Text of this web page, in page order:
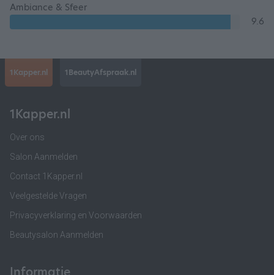
Ambiance & Sfeer
9.6
1Kapper.nl 1BeautyAfspraak.nl
1Kapper.nl
Over ons
Salon Aanmelden
Contact 1Kapper.nl
Veelgestelde Vragen
Privacyverklaring en Voorwaarden
Beautysalon Aanmelden